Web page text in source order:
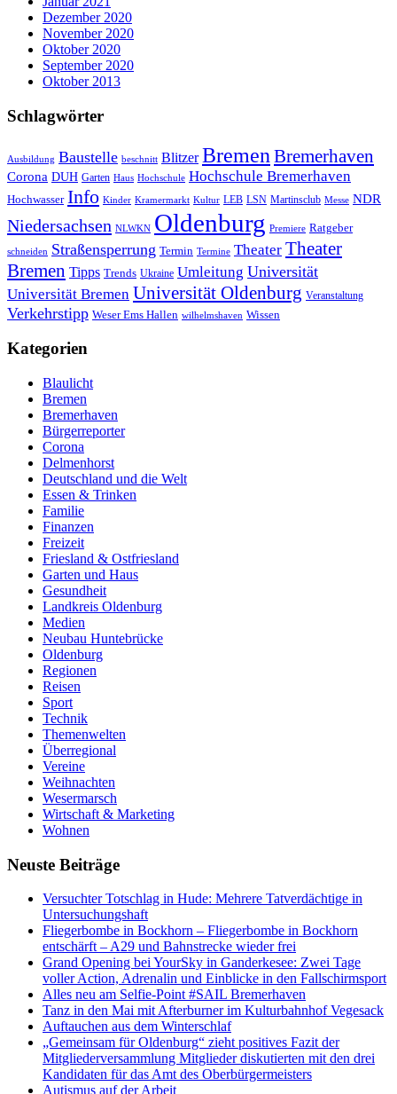
Dezember 2020
November 2020
Oktober 2020
September 2020
Oktober 2013
Schlagwörter
Ausbildung Baustelle beschnitt Blitzer Bremen Bremerhaven
Corona DUH Garten Haus Hochschule Hochschule Bremerhaven
Hochwasser Info Kinder Kramermarkt Kultur LEB LSN Martinsclub Messe NDR
Niedersachsen NLWKN Oldenburg Premiere Ratgeber
schneiden Straßensperrung Termin Termine Theater Theater
Bremen Tipps Trends Ukraine Umleitung Universität
Universität Bremen Universität Oldenburg Veranstaltung
Verkehrstipp Weser Ems Hallen wilhelmshaven Wissen
Kategorien
Blaulicht
Bremen
Bremerhaven
Bürgerreporter
Corona
Delmenhorst
Deutschland und die Welt
Essen & Trinken
Familie
Finanzen
Freizeit
Friesland & Ostfriesland
Garten und Haus
Gesundheit
Landkreis Oldenburg
Medien
Neubau Huntebrücke
Oldenburg
Regionen
Reisen
Sport
Technik
Themenwelten
Überregional
Vereine
Weihnachten
Wesermarsch
Wirtschaft & Marketing
Wohnen
Neuste Beiträge
Versucht­er Totschlag in Hude: Mehrere Tatverdächtige in
Untersuchungshaft
Fliegerbombe in Bockhorn – Fliegerbombe in Bockhorn
entschärft – A29 und Bahnstrecke wieder frei
Grand Opening bei YourSky in Ganderkesee: Zwei Tage
voller Action, Adrenalin und Einblicke in den Fallschirmsport
Alles neu am Selfie-Point #SAIL Bremerhaven
Tanz in den Mai mit Afterburner im Kulturbahnhof Vegesack
Auftauchen aus dem Winterschlaf
„Gemeinsam für Oldenburg“ zieht positives Fazit der
Mitgliederversammlung Mitglieder diskutierten mit den drei
Kandidaten für das Amt des Oberbürgermeisters
Autismus auf der Arbeit